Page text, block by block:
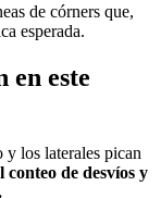
de córners que,
esperada.
en este
los laterales pican
conteo de desvíos y